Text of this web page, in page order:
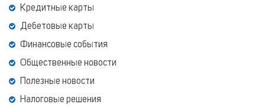
Кредитные карты
Дебетовые карты
Финансовые события
Общественные новости
Полезные новости
Налоговые решения